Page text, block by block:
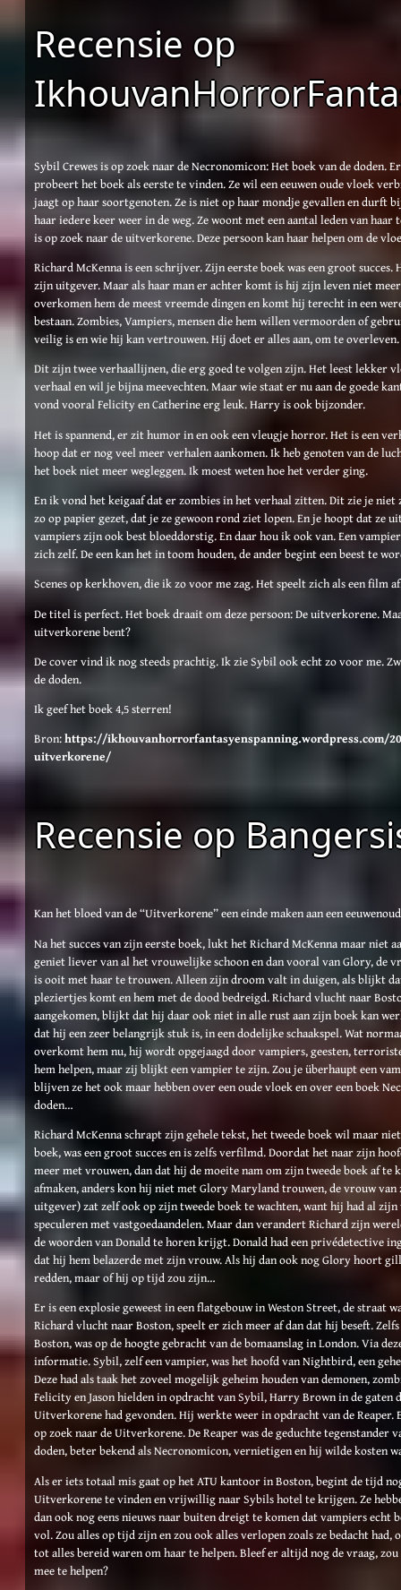
Recensie op
Sybil Crewes is op zoek naar de Necronomicon: Het boek van de doden.
probeert het boek als eerste te vinden. Ze wil een eeuwen oude vloek
jaagt op haar soortgenoten. Ze is niet op haar mondje gevallen en durft
haar iedere keer weer in de weg. Ze woont met een aantal leden van
is op zoek naar de uitverkorene. Deze persoon kan haar helpen om de
Richard McKenna is een schrijver. Zijn eerste boek was een groot
zijn uitgever. Maar als haar man er achter komt is hij zijn leven niet
overkomen hem de meest vreemde dingen en komt hij terecht in een
bestaan. Zombies, Vampiers, mensen die hem willen vermoorden of
veilig is en wie hij kan vertrouwen. Hij doet er alles aan, om te overleven.
Dit zijn twee verhaallijnen, die erg goed te volgen zijn. Het leest lekker
verhaal en wil je bijna meevechten. Maar wie staat er nu aan de goede
vond vooral Felicity en Catherine erg leuk. Harry is ook bijzonder.
Het is spannend, er zit humor in en ook een vleugje horror. Het is een
hoop dat er nog veel meer verhalen aankomen. Ik heb genoten van de
het boek niet meer wegleggen. Ik moest weten hoe het verder ging.
En ik vond het keigaaf dat er zombies in het verhaal zitten. Dit zie je niet
zo op papier gezet, dat je ze gewoon rond ziet lopen. En je hoopt dat ze
vampiers zijn ook best bloeddorstig. En daar hou ik ook van. Een
zich zelf. De een kan het in toom houden, de ander begint een beest te
Scenes op kerkhoven, die ik zo voor me zag. Het speelt zich als een film
De titel is perfect. Het boek draait om deze persoon: De uitverkorene.
uitverkorene bent?
De cover vind ik nog steeds prachtig. Ik zie Sybil ook echt zo voor me.
de doden.
Ik geef het boek 4,5 sterren!
Bron:https://ikhouvanhorrorfantasyenspanning.wordpress.com/
uitverkorene/
Recensie op
Kan het bloed van de “Uitverkorene” een einde maken aan een
Na het succes van zijn eerste boek, lukt het Richard McKenna maar niet
geniet liever van al het vrouwelijke schoon en dan vooral van Glory, de
is ooit met haar te trouwen. Alleen zijn droom valt in duigen, als blijkt
pleziertjes komt en hem met de dood bedreigd. Richard vlucht naar
aangekomen, blijkt dat hij daar ook niet in alle rust aan zijn boek kan
dat hij een zeer belangrijk stuk is, in een dodelijke schaakspel. Wat
overkomt hem nu, hij wordt opgejaagd door vampiers, geesten,
hem helpen, maar zij blijkt een vampier te zijn. Zou je überhaupt een
blijven ze het ook maar hebben over een oude vloek en over een boek
doden…
Richard McKenna schrapt zijn gehele tekst, het tweede boek wil maar
boek, was een groot succes en is zelfs verfilmd. Doordat het naar zijn
meer met vrouwen, dan dat hij de moeite nam om zijn tweede boek af
afmaken, anders kon hij niet met Glory Maryland trouwen, de vrouw
uitgever) zat zelf ook op zijn tweede boek te wachten, want hij had al
speculeren met vastgoedaandelen. Maar dan verandert Richard zijn
de woorden van Donald te horen krijgt. Donald had een privédetective
dat hij hem belazerde met zijn vrouw. Als hij dan ook nog Glory hoort
redden, maar of hij op tijd zou zijn…
Er is een explosie geweest in een flatgebouw in Weston Street, de straat
Richard vlucht naar Boston, speelt er zich meer af dan dat hij beseft.
Boston, was op de hoogte gebracht van de bomaanslag in London. Via
informatie. Sybil, zelf een vampier, was het hoofd van Nightbird, een
Deze had als taak het zoveel mogelijk geheim houden van demonen,
Felicity en Jason hielden in opdracht van Sybil, Harry Brown in de gaten
Uitverkorene had gevonden. Hij werkte weer in opdracht van de Reaper.
op zoek naar de Uitverkorene. De Reaper was de geduchte tegenstander
doden, beter bekend als Necronomicon, vernietigen en hij wilde kosten
Als er iets totaal mis gaat op het ATU kantoor in Boston, begint de tijd
Uitverkorene te vinden en vrijwillig naar Sybils hotel te krijgen. Ze
dan ook nog eens nieuws naar buiten dreigt te komen dat vampiers echt
vol. Zou alles op tijd zijn en zou ook alles verlopen zoals ze bedacht had,
tot alles bereid waren om haar te helpen. Bleef er altijd nog de vraag,
mee te helpen?